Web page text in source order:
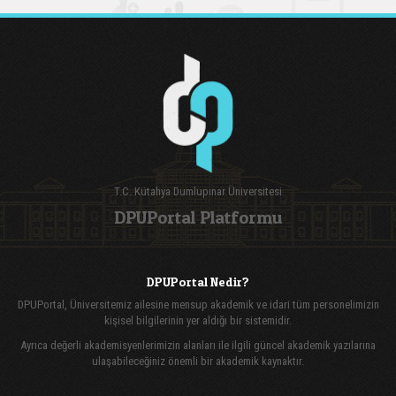
T.C. Kütahya Dumlupınar Üniversitesi
DPUPortal Platformu
DPUPortal Nedir?
DPUPortal, Üniversitemiz ailesine mensup akademik ve idari tüm personelimizin
kişisel bilgilerinin yer aldığı bir sistemidir.
Ayrıca değerli akademisyenlerimizin alanları ile ilgili güncel akademik yazılarına
ulaşabileceğiniz önemli bir akademik kaynaktır.